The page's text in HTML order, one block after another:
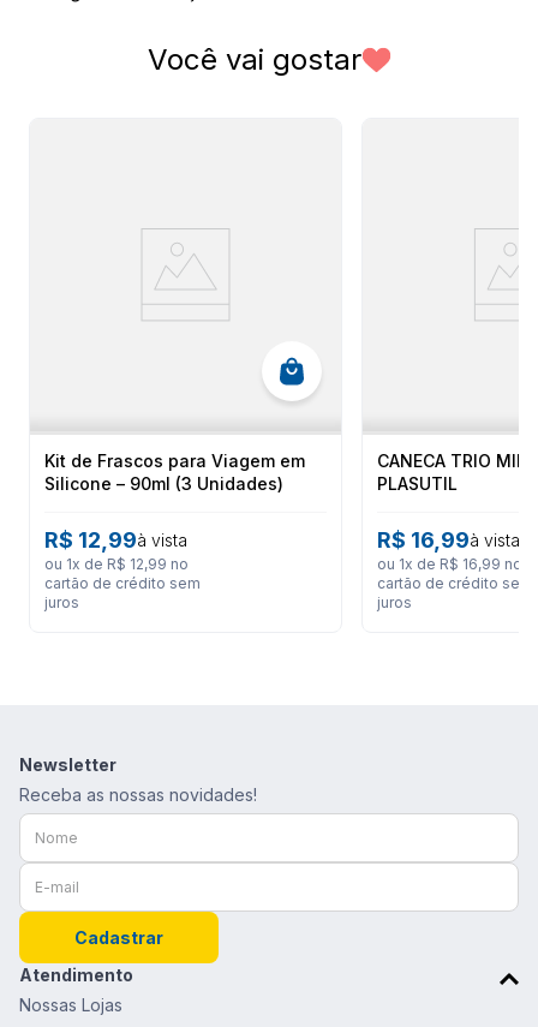
Você vai gostar
Kit de Frascos para Viagem em
Silicone – 90ml (3 Unidades)
R$ 12 99à vista
ou 1x de R$ 12,99 no
cartão de crédito sem
juros
CANECA TRIO
PLASUTIL
R$ 16 99à vista
ou 1x de R$ 16,99 no
cartão de crédito sem
juros
Newsletter
Receba as nossas novidades!
Cadastrar
Atendimento
Nossas Lojas